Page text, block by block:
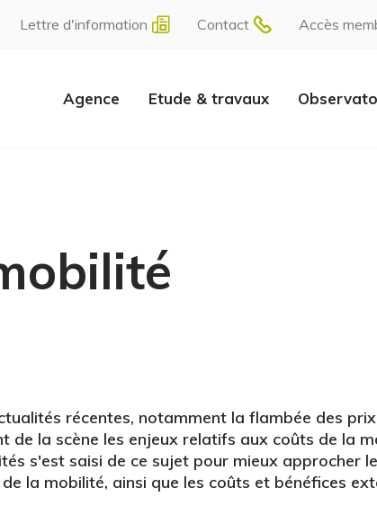
Lettre d'information Contact Accès
Agence Etude & travaux
récentes, notamment la flambée des
de la scène les enjeux relatifs aux coûts de la
s'est saisi de ce sujet pour mieux approcher
la mobilité, ainsi que les coûts et bénéfices